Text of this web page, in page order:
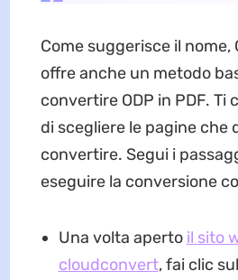
Come suggerisce il nome,
offre anche un metodo
convertire ODP in PDF. Ti
di scegliere le pagine che
convertire. Segui i
eseguire la conversione
Una volta aperto il sito
cloudconvert, fai clic